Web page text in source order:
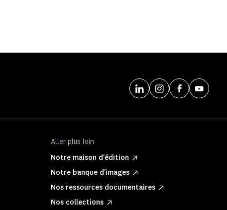
Aller plus loin
Notre maison d'édition
Notre banque d'images
Nos ressources documentaires
Nos collections